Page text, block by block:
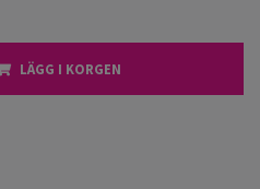
LÄGG I KORGEN